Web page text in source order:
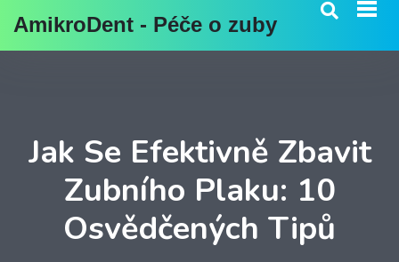
AmikroDent - Péče o zuby
Jak Se Efektivně Zbavit
Zubního Plaku: 10
Osvědčených Tipů